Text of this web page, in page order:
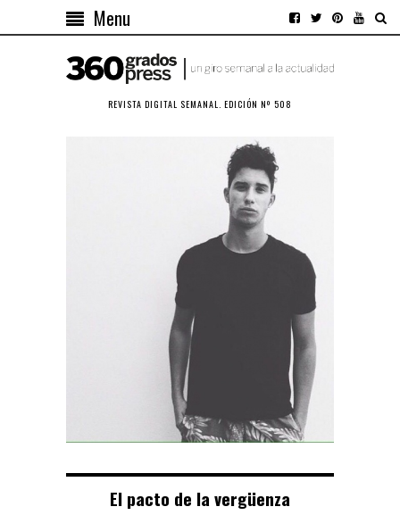
Menu
REVISTA DIGITAL SEMANAL. EDICIÓN Nº 508
El pacto de la vergüenza